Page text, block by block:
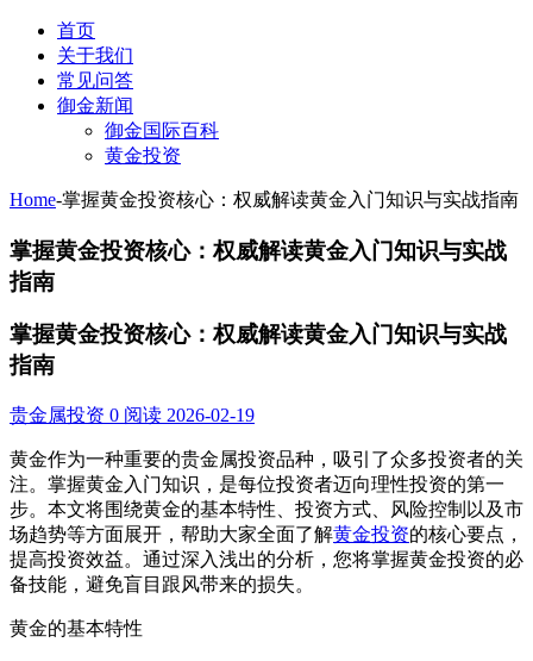
首页
关于我们
常见问答
御金新闻
御金国际百科
黄金投资
Home-掌握黄金投资核心：权威解读黄金入门知识与实战指南
掌握黄金投资核心：权威解读黄金入门知识与实战
指南
掌握黄金投资核心：权威解读黄金入门知识与实战
指南
贵金属投资 0 阅读 2026-02-19
黄金作为一种重要的贵金属投资品种，吸引了众多投资者的关
注。掌握黄金入门知识，是每位投资者迈向理性投资的第一
步。本文将围绕黄金的基本特性、投资方式、风险控制以及市
场趋势等方面展开，帮助大家全面了解黄金投资的核心要点，
提高投资效益。通过深入浅出的分析，您将掌握黄金投资的必
备技能，避免盲目跟风带来的损失。
黄金的基本特性